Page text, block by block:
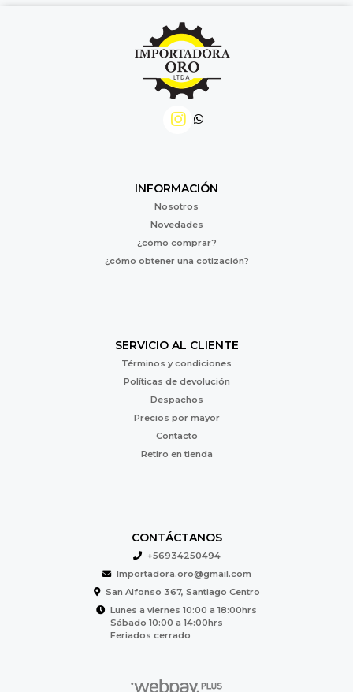
INFORMACIÓN
Nosotros
Novedades
¿cómo comprar?
¿cómo obtener una cotización?
SERVICIO AL CLIENTE
Términos y condiciones
Políticas de devolución
Despachos
Precios por mayor
Contacto
Retiro en tienda
CONTÁCTANOS
+56934250494
Importadora.oro@gmail.com
San Alfonso 367, Santiago Centro
Lunes a viernes 10:00 a 18:00hrs
Sábado 10:00 a 14:00hrs
Feriados cerrado